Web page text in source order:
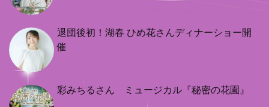
退団後初！湖春 ひめ花さんディナーショー開
催
彩みちるさん ミュージカル『秘密の花園』